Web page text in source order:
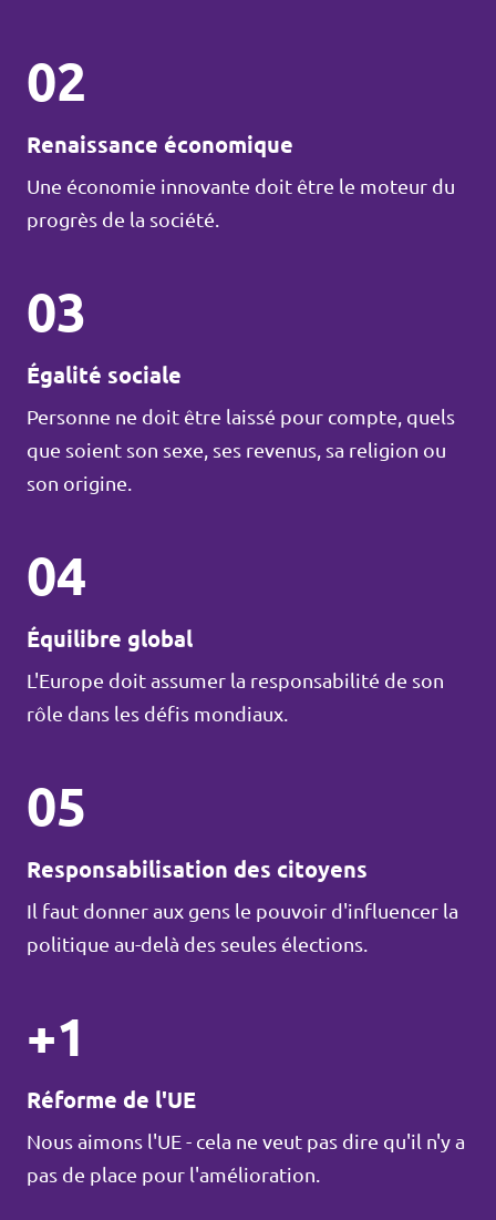
02
Renaissance économique
Une économie innovante doit être le moteur du
progrès de la société.
03
Égalité sociale
Personne ne doit être laissé pour compte, quels
que soient son sexe, ses revenus, sa religion ou
son origine.
04
Équilibre global
L'Europe doit assumer la responsabilité de son
rôle dans les défis mondiaux.
05
Responsabilisation des citoyens
Il faut donner aux gens le pouvoir d'influencer la
politique au-delà des seules élections.
+1
Réforme de l'UE
Nous aimons l'UE - cela ne veut pas dire qu'il n'y a
pas de place pour l'amélioration.